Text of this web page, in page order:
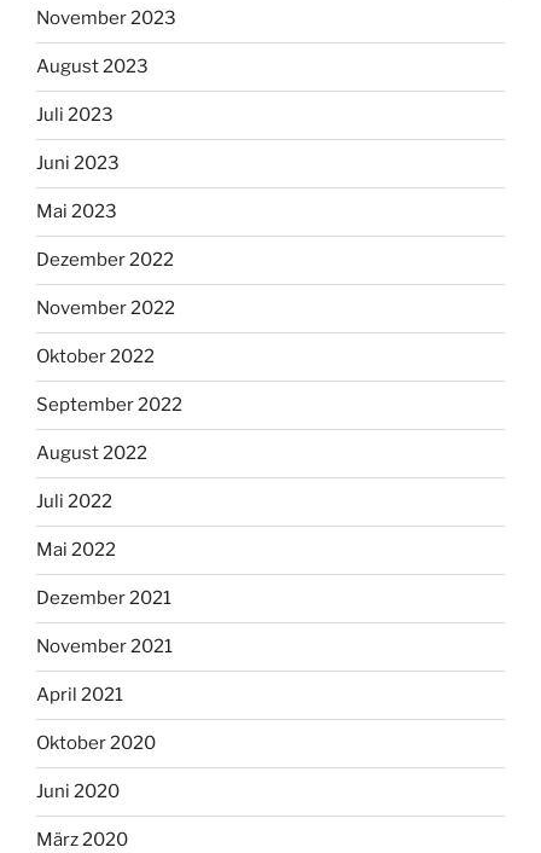
November 2023
August 2023
Juli 2023
Juni 2023
Mai 2023
Dezember 2022
November 2022
Oktober 2022
September 2022
August 2022
Juli 2022
Mai 2022
Dezember 2021
November 2021
April 2021
Oktober 2020
Juni 2020
März 2020